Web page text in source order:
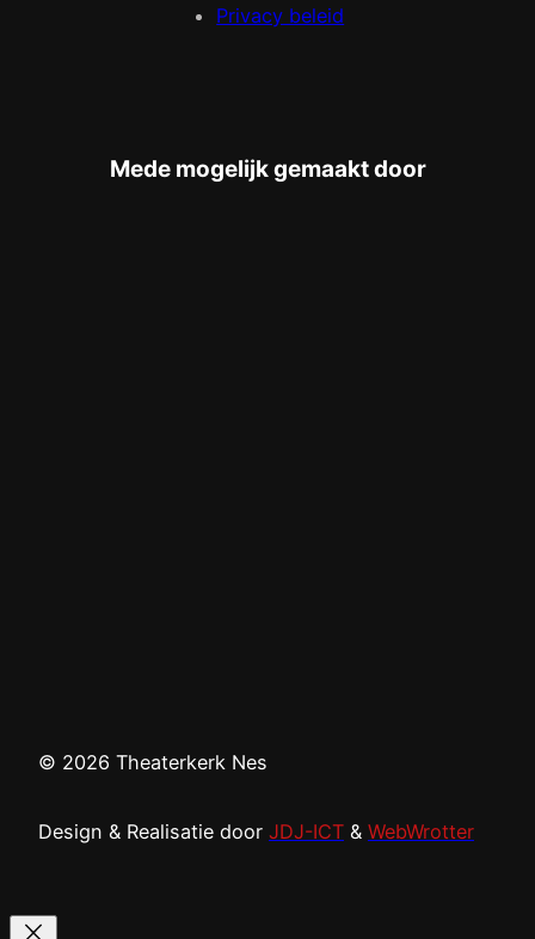
Privacy beleid
Mede mogelijk gemaakt door
© 2026 Theaterkerk Nes
Design & Realisatie door JDJ-ICT & WebWrotter